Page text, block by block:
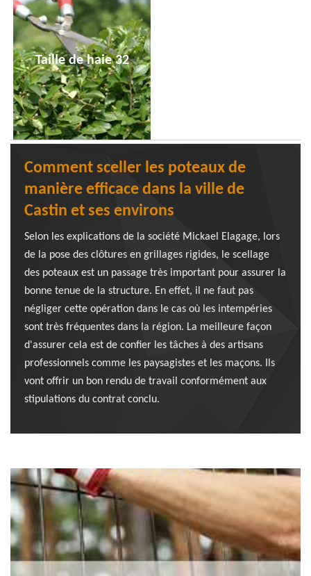
Taille de haie 32
Comment sceller les poteaux de
manière efficace dans la ville de
Castin et ses environs
Selon les explications de la société Mickael Elagage, lors
de la pose des clôtures en grillages rigides, le scellage
des poteaux est un passage très important pour assurer la
bonne tenue de la structure. En effet, il ne faut pas
négliger cette opération dans le cas où les intempéries
sont très fréquentes dans la région. La meilleure façon
d'assurer cela est de confier les tâches à des artisans
professionnels comme les paysagistes et les maçons. Ils
vont offrir un bon rendu de travail conformément aux
stipulations du contrat conclu.